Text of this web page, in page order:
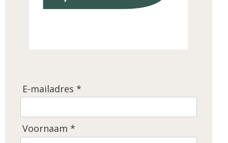
E-mailadres *
Voornaam *